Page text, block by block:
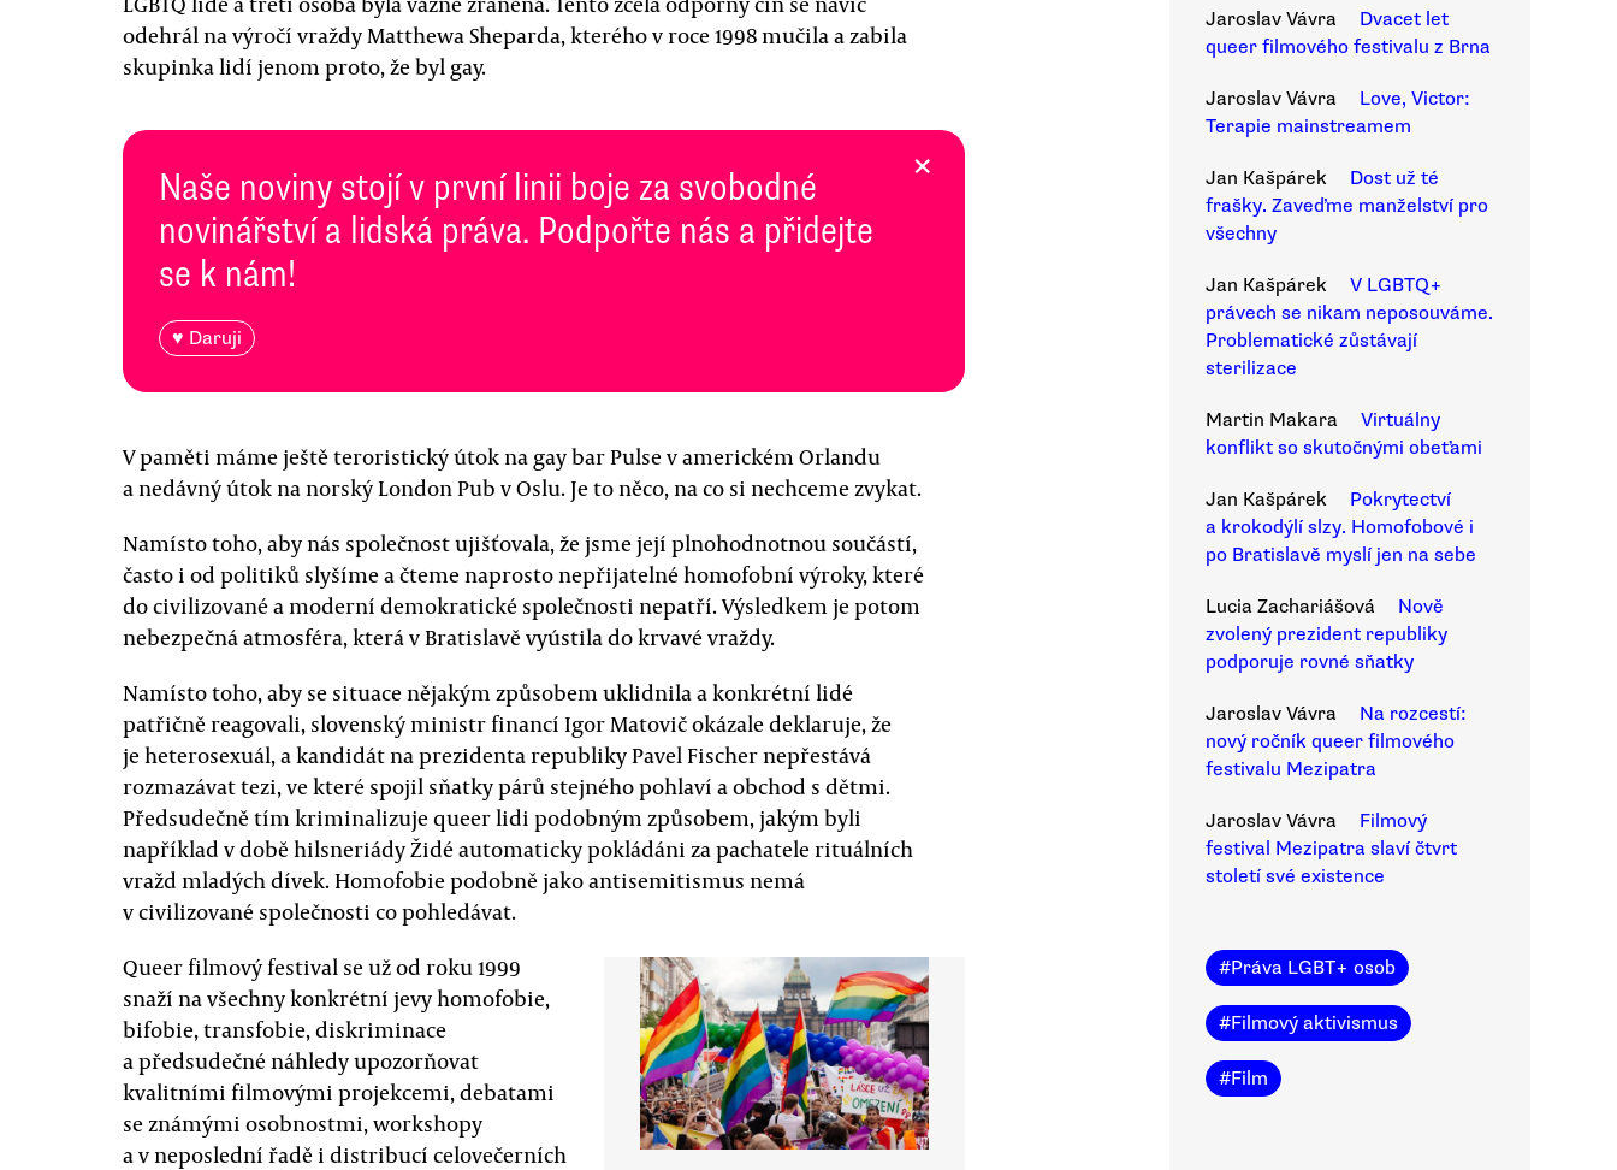
odehrál na výročí vraždy Matthewa Sheparda, kterého v roce 1998 mučila a zabila
skupinka lidí jenom proto, že byl gay.
Naše noviny stojí v první linii boje za svobodné
novinářství a lidská práva. Podpořte nás a přidejte
se k nám!
♥ Daruji
×
V paměti máme ještě teroristický útok na gay bar Pulse v americkém Orlandu
a nedávný útok na norský London Pub v Oslu. Je to něco, na co si nechceme zvykat.
Namísto toho, aby nás společnost ujišťovala, že jsme její plnohodnotnou součástí,
často i od politiků slyšíme a čteme naprosto nepřijatelné homofobní výroky, které
do civilizované a moderní demokratické společnosti nepatří. Výsledkem je potom
nebezpečná atmosféra, která v Bratislavě vyústila do krvavé vraždy.
Namísto toho, aby se situace nějakým způsobem uklidnila a konkrétní lidé
patřičně reagovali, slovenský ministr financí Igor Matovič okázale deklaruje, že
je heterosexuál, a kandidát na prezidenta republiky Pavel Fischer nepřestává
rozmazávat tezi, ve které spojil sňatky párů stejného pohlaví a obchod s dětmi.
Předsudečně tím kriminalizuje queer lidi podobným způsobem, jakým byli
například v době hilsneriády Židé automaticky pokládáni za pachatele rituálních
vražd mladých dívek. Homofobie podobně jako antisemitismus nemá
v civilizované společnosti co pohledávat.
Queer filmový festival se už od roku 1999
snaží na všechny konkrétní jevy homofobie,
bifobie, transfobie, diskriminace
a předsudečné náhledy upozorňovat
kvalitními filmovými projekcemi, debatami
se známými osobnostmi, workshopy
a v neposlední řadě i distribucí celovečerních
Jaroslav Vávra
Dvacet let
queer filmového festivalu z Brna
Jaroslav Vávra
Love, Victor:
Terapie mainstreamem
Jan Kašpárek
Dost už té
frašky. Zaveďme manželství pro
všechny
Jan Kašpárek
V LGBTQ+
právech se nikam neposouváme.
Problematické zůstávají
sterilizace
Martin Makara
Virtuálny
konflikt so skutočnými obeťami
Jan Kašpárek
Pokrytectví
a krokodýlí slzy. Homofobové i
po Bratislavě myslí jen na sebe
Lucia Zachariášová
Nově
zvolený prezident republiky
podporuje rovné sňatky
Jaroslav Vávra
Na rozcestí:
nový ročník queer filmového
festivalu Mezipatra
Jaroslav Vávra
Filmový
festival Mezipatra slaví čtvrt
století své existence
#Práva LGBT+ osob
#Filmový aktivismus
#Film